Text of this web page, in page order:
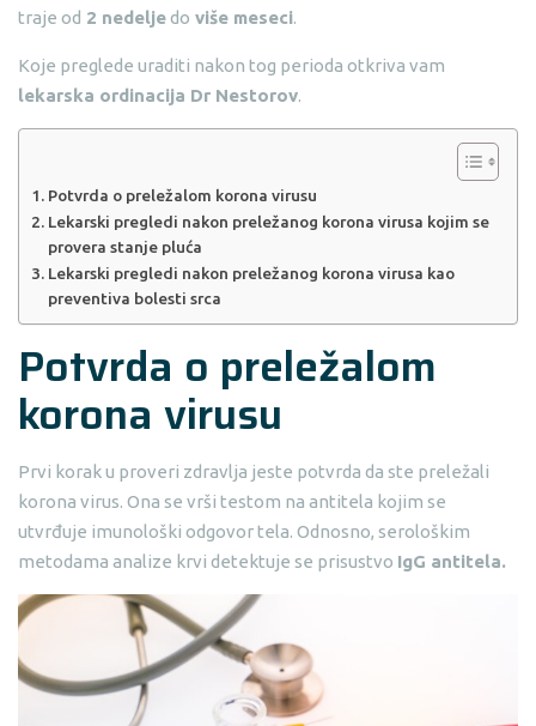
traje od 2 nedeljedo više meseci.
Koje preglede uraditi nakon tog perioda otkriva vam
lekarska ordinacija Dr Nestorov.
Potvrda o preležalom korona virusu
Lekarski pregledi nakon preležanog korona virusa kojim se
provera stanje pluća
Lekarski pregledi nakon preležanog korona virusa kao
preventiva bolesti srca
Potvrda o preležalom
korona virusu
Prvi korak u proveri zdravlja jeste potvrda da ste preležali
korona virus. Ona se vrši testom na antitela kojim se
utvrđuje imunološki odgovor tela. Odnosno, serološkim
metodama analize krvi detektuje se prisustvo IgG antitela.